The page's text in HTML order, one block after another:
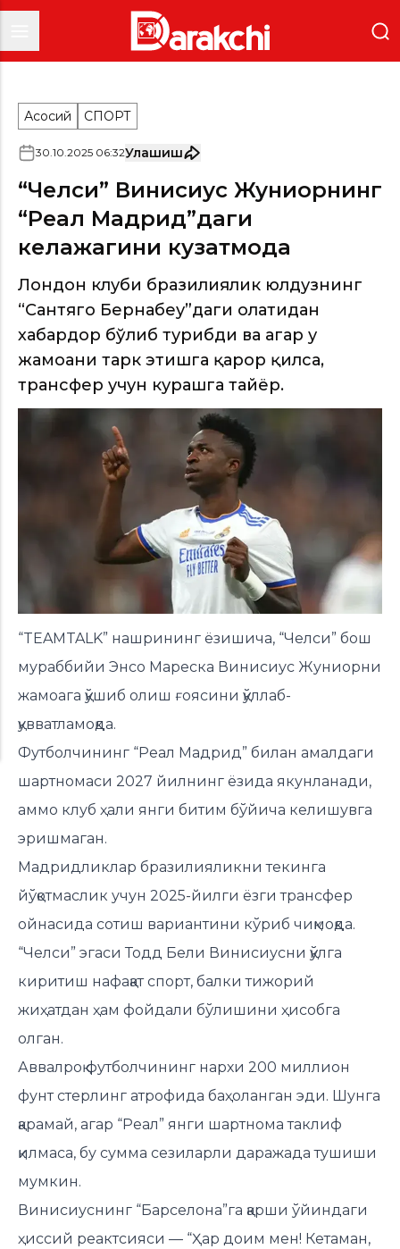
Асосий СПОРТ
30.10.2025 06:32Улашиш
“Челси” Винисиус Жуниорнинг
“Реал Мадрид”даги
келажагини кузатмоқда
Лондон клуби бразилиялик юлдузнинг
“Сантяго Бернабеу”даги ҳолатидан
хабардор бўлиб турибди ва агар у
жамоани тарк этишга қарор қилса,
трансфер учун курашга тайёр.
“TEAMTALK” нашрининг ёзишича, “Челси” бош
мураббийи Энсо Мареска Винисиус Жуниорни
жамоага қўшиб олиш ғоясини қўллаб-
қувватламоқда.
Футболчининг “Реал Мадрид” билан амалдаги
шартномаси 2027 йилнинг ёзида якунланади,
аммо клуб ҳали янги битим бўйича келишувга
эришмаган.
Мадридликлар бразилияликни текинга
йўқотмаслик учун 2025-йилги ёзги трансфер
ойнасида сотиш вариантини кўриб чиқмоқда.
“Челси” эгаси Тодд Бели Винисиусни қўлга
киритиш нафақат спорт, балки тижорий
жиҳатдан ҳам фойдали бўлишини ҳисобга
олган.
Аввалроқ футболчининг нархи 200 миллион
фунт стерлинг атрофида баҳоланган эди. Шунга
қарамай, агар “Реал” янги шартнома таклиф
қилмаса, бу сумма сезиларли даражада тушиши
мумкин.
Винисиуснинг “Барселона”га қарши ўйиндаги
ҳиссий реактсияси — “Ҳар доим мен! Кетаман,